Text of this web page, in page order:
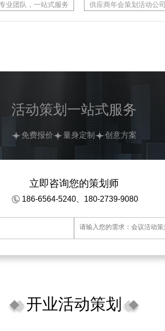
业团队，一站式服务 供应商年会策划活动公司
活动策划一站式服务
免费报价 量身定制 创意方案
立即咨询您的策划师
186-6564-5240、180-2739-9080
开业活动策划